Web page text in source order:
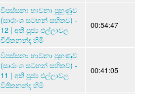
විපස්සනා භාවනා පුහුණුව
(සාරාංශ සටහන් සහිතව) -
12 | අති පූජ්‍ය එල්ලාවල
විජිතනන්ද හිමි
00:54:47
විපස්සනා භාවනා පුහුණුව
(සාරාංශ සටහන් සහිතව) -
11 | අති පූජ්‍ය එල්ලාවල
විජිතනන්ද හිමි
00:41:05